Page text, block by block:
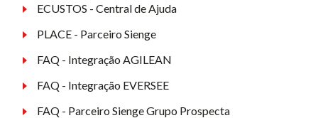
ECUSTOS - Central de Ajuda
PLACE - Parceiro Sienge
FAQ - Integração AGILEAN
FAQ - Integração EVERSEE
FAQ - Parceiro Sienge Grupo Prospecta